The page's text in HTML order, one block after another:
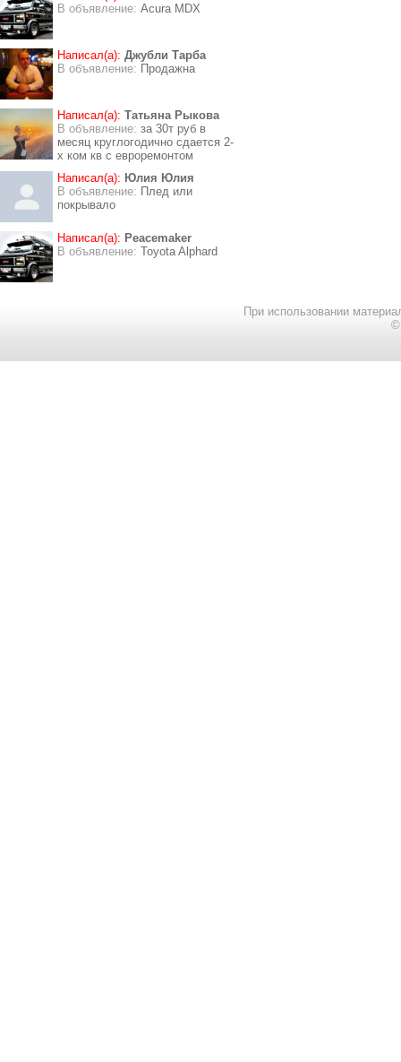
В объявление: Acura MDX
Написал(а): Джубли Тарба
В объявление: Продажна
Написал(а): Татьяна Рыкова
В объявление: за 30т руб в
месяц круглогодично сдается 2-
х ком кв с евроремонтом
Написал(а): Юлия Юлия
В объявление: Плед или
покрывало
Написал(а): Peacemaker
В объявление: Toyota Alphard
При использовании